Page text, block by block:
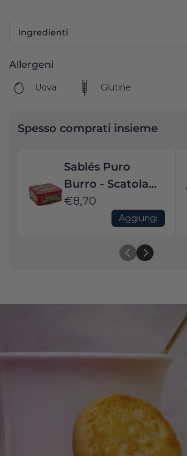
Ingredienti
Allergeni
Uova Glutine
Spesso comprati insieme
Sablés Puro
Burro - Scatola
da collezione
€8,70
Aggiungi